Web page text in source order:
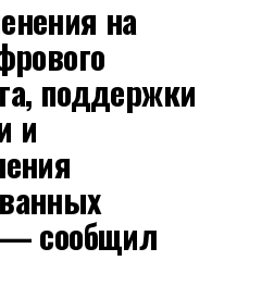
на
поддержки
и
сообщил